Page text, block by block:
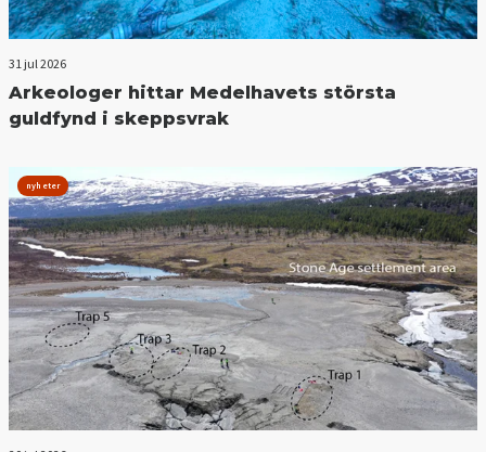
31 jul 2026
Arkeologer hittar Medelhavets största
guldfynd i skeppsvrak
nyheter